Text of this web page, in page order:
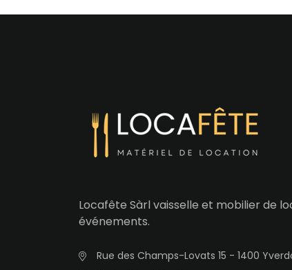
Locafête Sàrl vaisselle et mobilier de
événements.
Rue des Champs-Lovats 15 - 1400